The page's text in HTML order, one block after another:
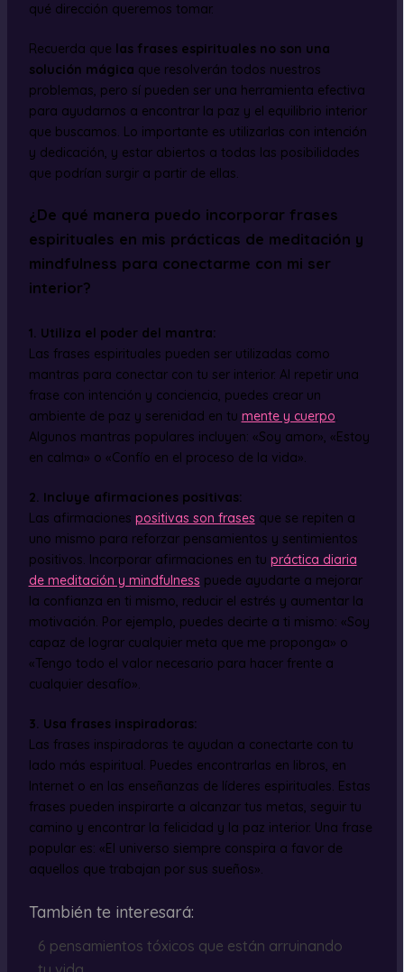
qué dirección queremos tomar.
Recuerda que las frases espirituales no son una
solución mágica que resolverán todos nuestros
problemas, pero sí pueden ser una herramienta efectiva
para ayudarnos a encontrar la paz y el equilibrio interior
que buscamos. Lo importante es utilizarlas con intención
y dedicación, y estar abiertos a todas las posibilidades
que podrían surgir a partir de ellas.
¿De qué manera puedo incorporar frases
espirituales en mis prácticas de meditación y
mindfulness para conectarme con mi ser
interior?
1. Utiliza el poder del mantra:
Las frases espirituales pueden ser utilizadas como
mantras para conectar con tu ser interior. Al repetir una
frase con intención y conciencia, puedes crear un
ambiente de paz y serenidad en tu mente y cuerpo.
Algunos mantras populares incluyen: «Soy amor», «Estoy
en calma» o «Confío en el proceso de la vida».
2. Incluye afirmaciones positivas:
Las afirmaciones positivas son frases que se repiten a
uno mismo para reforzar pensamientos y sentimientos
positivos. Incorporar afirmaciones en tu práctica diaria
de meditación y mindfulness puede ayudarte a mejorar
la confianza en ti mismo, reducir el estrés y aumentar la
motivación. Por ejemplo, puedes decirte a ti mismo: «Soy
capaz de lograr cualquier meta que me proponga» o
«Tengo todo el valor necesario para hacer frente a
cualquier desafío».
3. Usa frases inspiradoras:
Las frases inspiradoras te ayudan a conectarte con tu
lado más espiritual. Puedes encontrarlas en libros, en
Internet o en las enseñanzas de líderes espirituales. Estas
frases pueden inspirarte a alcanzar tus metas, seguir tu
camino y encontrar la felicidad y la paz interior. Una frase
popular es: «El universo siempre conspira a favor de
aquellos que trabajan por sus sueños».
También te interesará:
6 pensamientos tóxicos que están arruinando